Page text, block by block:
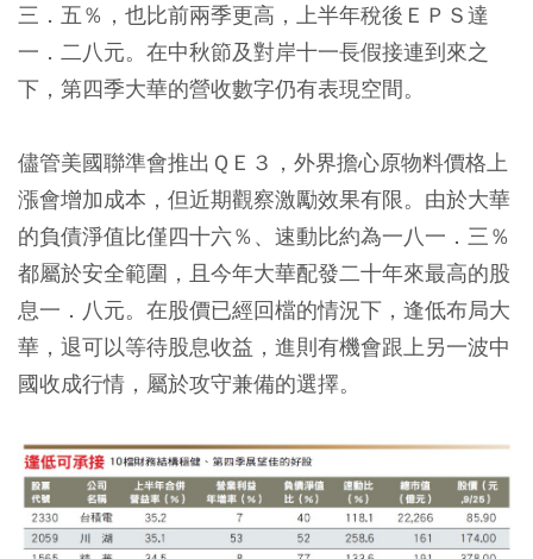
三．五％，也比前兩季更高，上半年稅後ＥＰＳ達
一．二八元。在中秋節及對岸十一長假接連到來之
下，第四季大華的營收數字仍有表現空間。
儘管美國聯準會推出ＱＥ３，外界擔心原物料價格上
漲會增加成本，但近期觀察激勵效果有限。由於大華
的負債淨值比僅四十六％、速動比約為一八一．三％
都屬於安全範圍，且今年大華配發二十年來最高的股
息一．八元。在股價已經回檔的情況下，逢低布局大
華，退可以等待股息收益，進則有機會跟上另一波中
國收成行情，屬於攻守兼備的選擇。